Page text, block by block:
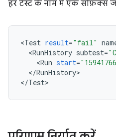
हर टेस्ट के नाम में एक सफ़िक्स
<Test result="fail"
<RunHistory subtest=
<Run start=
</RunHistory>
</Test